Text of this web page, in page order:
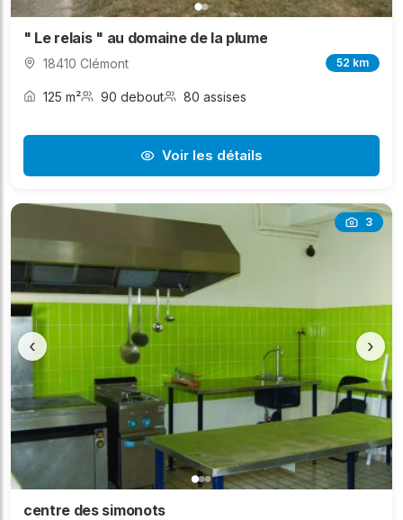
" Le relais " au domaine de la plume
18410 Clémont 52 km
125 m² 90 debout 80 assises
Voir les détails
3
‹ ›
centre des simonots